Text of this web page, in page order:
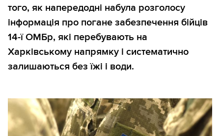
того, як напередодні набула розголосу
інформація про погане забезпечення бійців
14-ї ОМБр, які перебувають на
Харківському напрямку і систематично
залишаються без їжі і води.